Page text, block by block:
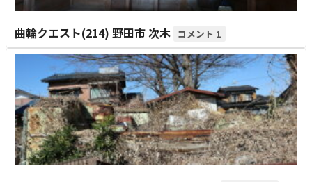
曲輪クエスト(214) 野田市 次木 1